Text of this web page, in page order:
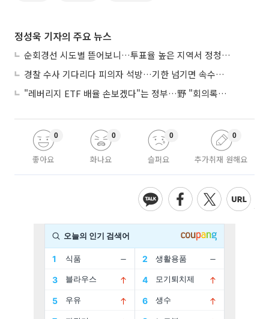
정성욱 기자의 주요 뉴스
순회경선 시도별 뜯어보니…투표율 높은 지역서 정청래 강세
경찰 수사 기다리다 피의자 석방…기한 넘기면 속수무책
"레버리지 ETF 배율 손보겠다"는 정부…野 "회의록부터 내놔야"
좋아요
0
화나요
0
슬퍼요
0
추가취재 원해요
0